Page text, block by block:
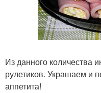
Из данного количества
рулетиков. Украшаем и
аппетита!